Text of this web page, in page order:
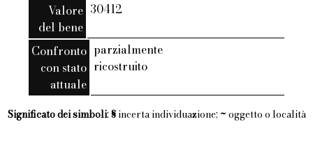
Valore
del bene
30412
Confronto
con stato
attuale
parzialmente
ricostruito
Significato dei simboli: §incerta individuazione; ~ oggetto o località